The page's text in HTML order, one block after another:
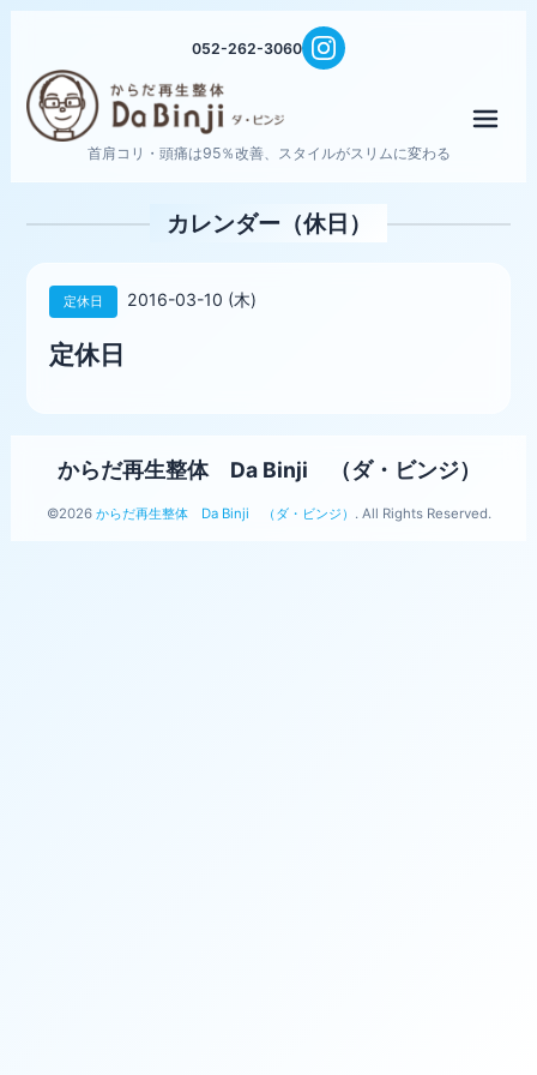
052-262-3060
首肩コリ・頭痛は95％改善、スタイルがスリムに変わる
カレンダー（休日）
定休日 2016-03-10 (木)
定休日
からだ再生整体 Da Binji （ダ・ビンジ）
©2026 からだ再生整体 Da Binji （ダ・ビンジ） . All Rights Reserved.